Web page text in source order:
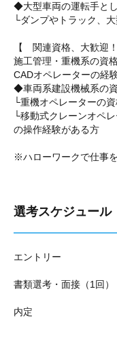
◆大型車両の運転手と
└ダンプやトラック、
【 関連資格、大歓迎
施工管理・重機系の資
CADオペレーターの経
◆車両系建設機械系の
└重機オペレーターの
└移動式クレーンオペ
の操作経験がある方
※ハローワークで仕事
選考スケジュール
エントリー
書類選考・面接（1回）
内定